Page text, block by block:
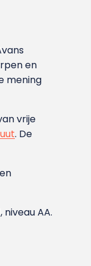
en
mening
vrije
. De
AA.